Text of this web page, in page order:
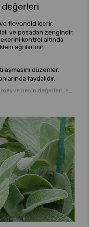
flovonoid içerir.
ve posadan zengindir.
kontrol altında
ağrılarının
düzenler.
faydalıdır.